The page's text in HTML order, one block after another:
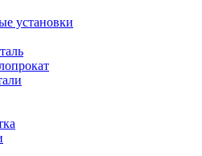
установки